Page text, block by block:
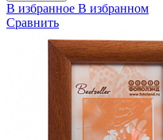
В избранное В избранном
Сравнить